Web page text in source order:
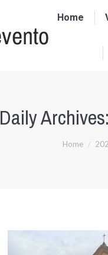
Home
Daily Archives:
Home